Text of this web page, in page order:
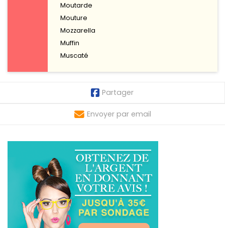
Moutarde
Mouture
Mozzarella
Muffin
Muscaté
Partager
Envoyer par email